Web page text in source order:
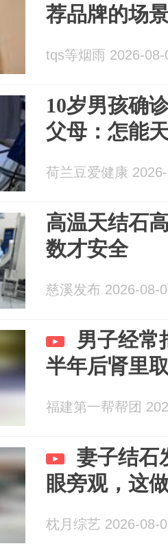
荐品牌的场
tqs等烟雨 2026-08-
10岁男孩确
父母：怎能
荷兰豆爱健康
高温天结石
数才安全
慈溪发布 2026-08-
男子经常
半年后肾里
福建第一帮帮团
妻子结石
眼旁观，这
枕月综艺 2026-08-